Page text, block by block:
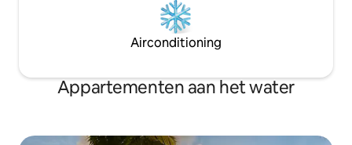
Airconditioning
Appartementen aan het water